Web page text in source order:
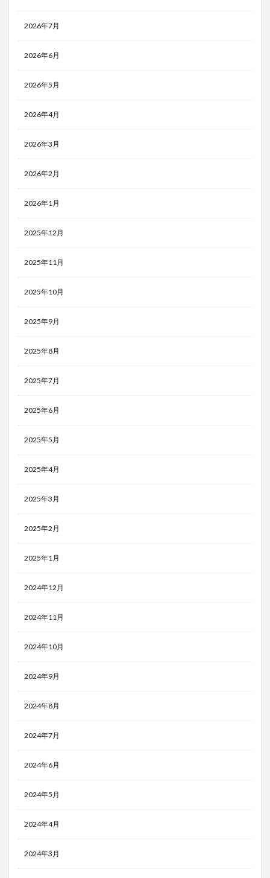
2026年7月
2026年6月
2026年5月
2026年4月
2026年3月
2026年2月
2026年1月
2025年12月
2025年11月
2025年10月
2025年9月
2025年8月
2025年7月
2025年6月
2025年5月
2025年4月
2025年3月
2025年2月
2025年1月
2024年12月
2024年11月
2024年10月
2024年9月
2024年8月
2024年7月
2024年6月
2024年5月
2024年4月
2024年3月